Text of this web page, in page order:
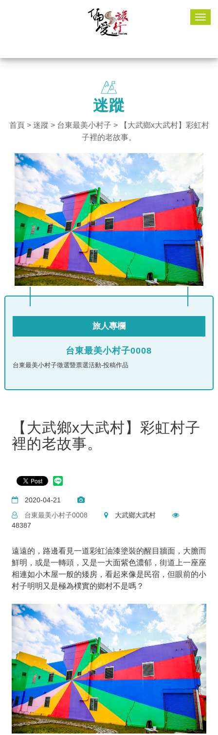
迷蹤
首頁> 迷蹤 > 台東最美小村子 > 【大武鄉x大武村】彩虹村
子裡的老故事。
旅人專欄
台東最美小村子0008
台東最美小村子徵選暨票選活動-投稿作品
【大武鄉x大武村】彩虹村子
裡的老故事。
2020-04-21
台東最美小村子0008
大武鄉大武村
48387
遠遠的，路邊看見一道彩虹油漆塗裝的醒目牆面，大膽而
鮮明，或是一轉頭，又是一大面紫色濃郁，街道上一座座
相連如小木屋一般的矮房，看起來像是民宿，但眼前的小
村子明明又是極為樸實的鄉村不是嗎？